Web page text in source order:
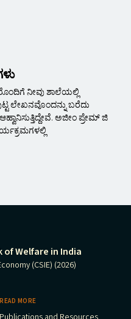
ನೀವು ಶಾಲೆಯಲ್ಲಿ
ಲೇಖನವೊಂದನ್ನು ಬರೆದು
ಅಜೀಂ ಪ್ರೇಮ್ ಜಿ
of Welfare in India
(CSIE) (2026)
READ MORE